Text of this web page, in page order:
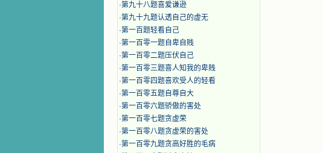
·第九十八题喜爱谦逊
·第九十九题认透自己的虚无
·第一百题轻看自己
·第一百零一题自卑自贱
·第一百零二题压伏自己
·第一百零三题喜人知我的卑贱
·第一百零四题喜欢受人的轻看
·第一百零五题自尊自大
·第一百零六题骄傲的害处
·第一百零七题贪虚荣
·第一百零八题贪虚荣的害处
·第一百零九题贪高好胜的毛病